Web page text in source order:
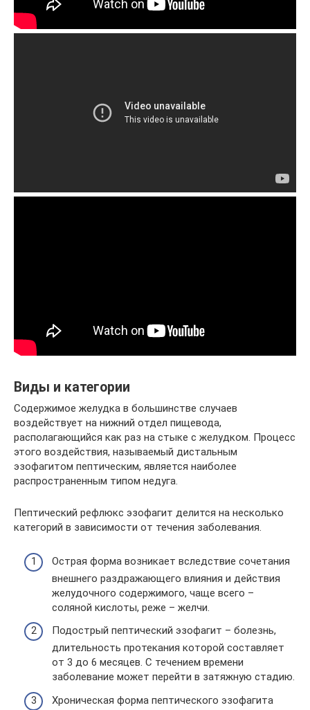
Виды и категории
Содержимое желудка в большинстве случаев
воздействует на нижний отдел пищевода,
располагающийся как раз на стыке с желудком. Процесс
этого воздействия, называемый дистальным
эзофагитом пептическим, является наиболее
распространенным типом недуга.
Пептический рефлюкс эзофагит делится на несколько
категорий в зависимости от течения заболевания.
Острая форма возникает вследствие сочетания
внешнего раздражающего влияния и действия
желудочного содержимого, чаще всего –
соляной кислоты, реже – желчи.
Подострый пептический эзофагит – болезнь,
длительность протекания которой составляет
от 3 до 6 месяцев. С течением времени
заболевание может перейти в затяжную стадию.
Хроническая форма пептического эзофагита